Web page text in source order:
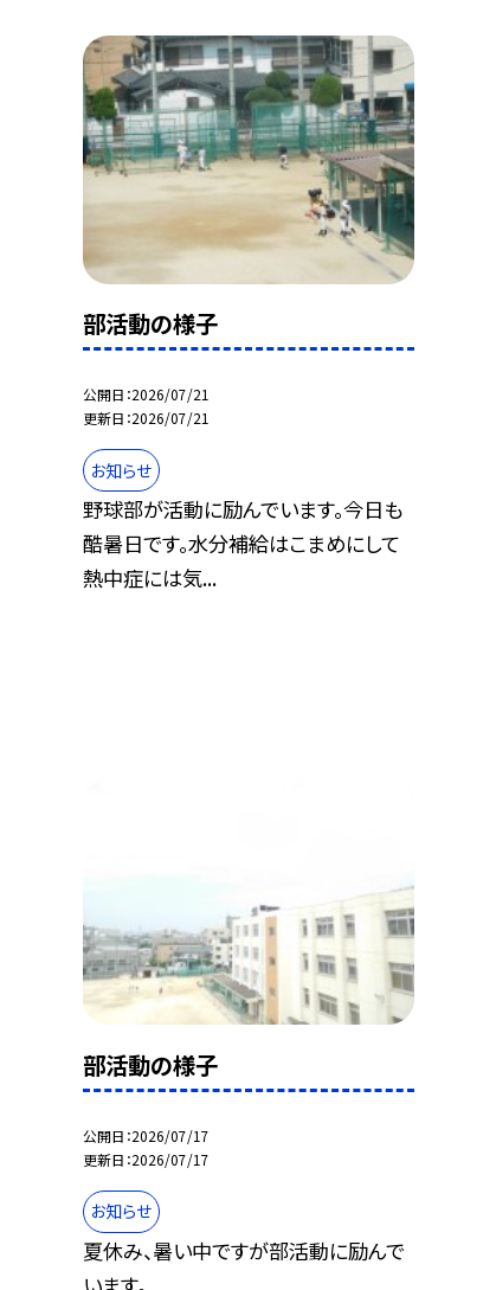
部活動の様子
公開日 2026/07/21
更新日 2026/07/21
お知らせ
野球部が活動に励んでいます。今日も
酷暑日です。水分補給はこまめにして
熱中症には気...
部活動の様子
公開日 2026/07/17
更新日 2026/07/17
お知らせ
夏休み、暑い中ですが部活動に励んで